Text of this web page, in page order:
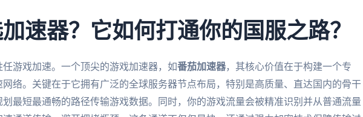
速器？它如何打通你的国服之路？
游戏加速。一个顶尖的游戏加速器，如番茄加速器，其核心价值在于构建一个专
络。关键在于它拥有广泛的全球服务器节点布局，特别是高质量、直达国内的骨干
最短最通畅的路径传输游戏数据。同时，你的游戏流量会被精准识别并从普通流量